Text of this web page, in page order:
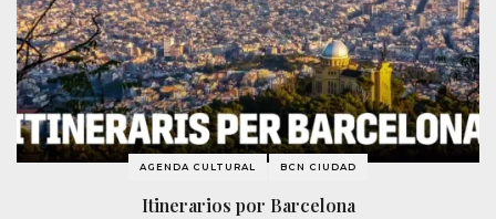
AGENDA CULTURAL BCN CIUDAD
Itinerarios por Barcelona